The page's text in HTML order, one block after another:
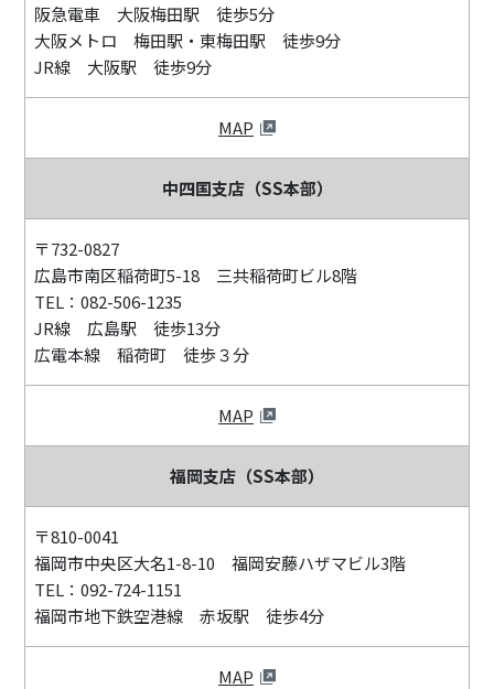
阪急電車 大阪梅田駅 徒歩5分
大阪メトロ 梅田駅・東梅田駅 徒歩9分
JR線 大阪駅 徒歩9分
MAP
中四国支店（SS本部）
〒732-0827
広島市南区稲荷町5-18 三共稲荷町ビル8階
TEL：082-506-1235
JR線 広島駅 徒歩13分
広電本線 稲荷町 徒歩３分
MAP
福岡支店（SS本部）
〒810-0041
福岡市中央区大名1-8-10 福岡安藤ハザマビル3階
TEL：092-724-1151
福岡市地下鉄空港線 赤坂駅 徒歩4分
MAP